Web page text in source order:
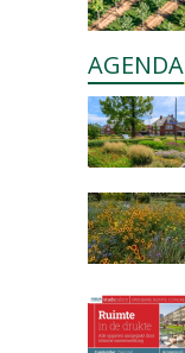
AGENDA